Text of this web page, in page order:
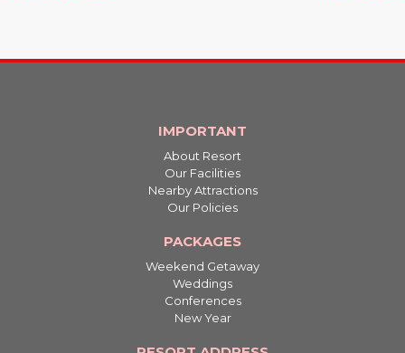
IMPORTANT
About Resort
Our Facilities
Nearby Attractions
Our Policies
PACKAGES
Weekend Getaway
Weddings
Conferences
New Year